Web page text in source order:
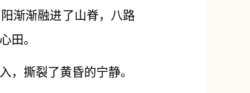
渐渐融进了山脊，八路
田。
撕裂了黄昏的宁静。